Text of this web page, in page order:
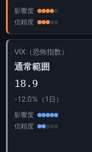
影響度
信頼度
VIX（恐怖指数）
通常範囲
18.9
-12.0%（1日）
影響度
信頼度